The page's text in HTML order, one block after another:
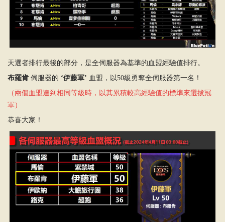
天選者排行最後的部分，是全伺服器為基準的血盟經驗值排行。
布羅肯伺服器的 ‘伊藤軍’ 血盟，以50級勇奪全伺服器第一名！
（兩個血盟達到相同等級時，以其累積較高經驗值的標準來選拔冠
軍）
恭喜大家！